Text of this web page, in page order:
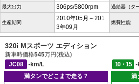
最大出力 306ps/5800rpm 過給器（タ
生産期間
2010年05月～201
3年09月
燃費性能
320i Mスポーツ エディション
新車時価格545万円(税込)
JC08
-km/L 10・15
-
満タンでどこまで走る？
満